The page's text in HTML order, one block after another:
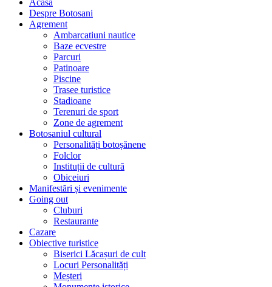
Despre Botosani
Agrement
Ambarcatiuni nautice
Baze ecvestre
Parcuri
Patinoare
Piscine
Trasee turistice
Stadioane
Terenuri de sport
Zone de agrement
Botosaniul cultural
Personalități botoșănene
Folclor
Instituții de cultură
Obiceiuri
Manifestări și evenimente
Going out
Cluburi
Restaurante
Cazare
Obiective turistice
Biserici Lăcașuri de cult
Locuri Personalități
Meșteri